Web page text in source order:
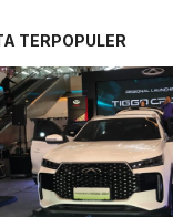
TERPOPULER